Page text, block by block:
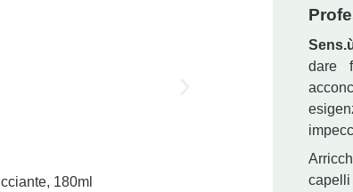
180ml
dare